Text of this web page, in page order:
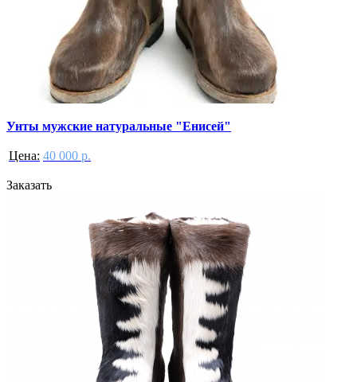
Унты мужские натуральные "Енисей"
Цена: 40 000 р.
Заказать